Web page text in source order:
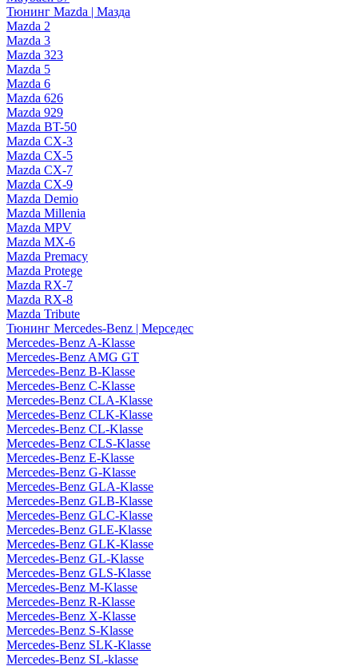
Тюнинг Mazda | Мазда
Mazda 2
Mazda 3
Mazda 323
Mazda 5
Mazda 6
Mazda 626
Mazda 929
Mazda BT-50
Mazda CX-3
Mazda CX-5
Mazda CX-7
Mazda CX-9
Mazda Demio
Mazda Millenia
Mazda MPV
Mazda MX-6
Mazda Premacy
Mazda Protege
Mazda RX-7
Mazda RX-8
Mazda Tribute
Тюнинг Mercedes-Benz | Мерседес
Mercedes-Benz A-Klasse
Mercedes-Benz AMG GT
Mercedes-Benz B-Klasse
Mercedes-Benz C-Klasse
Mercedes-Benz CLA-Klasse
Mercedes-Benz CLK-Klasse
Mercedes-Benz CL-Klasse
Mercedes-Benz CLS-Klasse
Mercedes-Benz E-Klasse
Mercedes-Benz G-Klasse
Mercedes-Benz GLA-Klasse
Mercedes-Benz GLB-Klasse
Mercedes-Benz GLC-Klasse
Mercedes-Benz GLE-Klasse
Mercedes-Benz GLK-Klasse
Mercedes-Benz GL-Klasse
Mercedes-Benz GLS-Klasse
Mercedes-Benz M-Klasse
Mercedes-Benz R-Klasse
Mercedes-Benz X-Klasse
Mercedes-Benz S-Klasse
Mercedes-Benz SLK-Klasse
Mercedes-Benz SL-klasse